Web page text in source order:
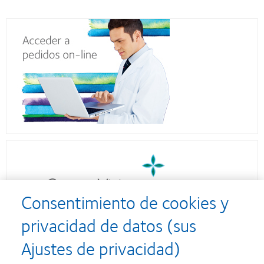
Consentimiento de cookies y
privacidad de datos (sus
Ajustes de privacidad)